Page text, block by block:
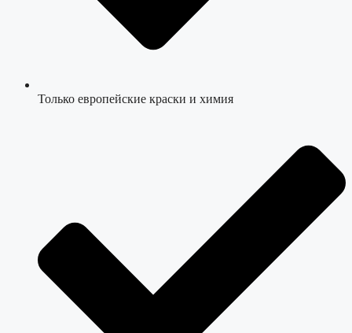
Только европейские краски и химия